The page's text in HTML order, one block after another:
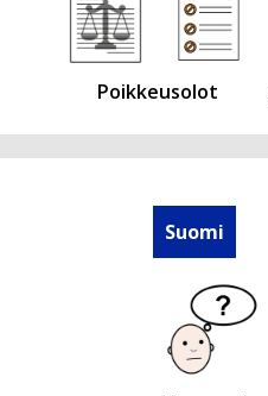
Poikkeusolot
Suomi